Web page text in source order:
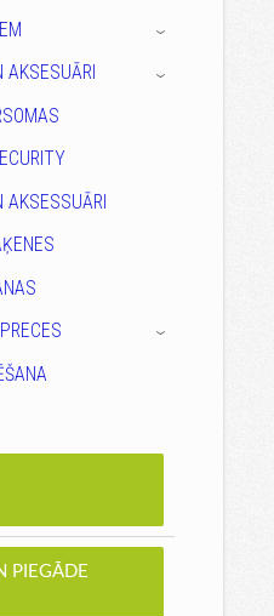
›
AKSESUĀRI ›
AKSESSUĀRI
›
PIEGĀDE